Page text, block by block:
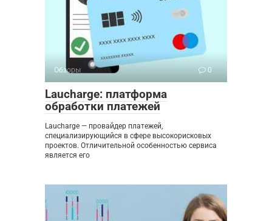
Обзоры 0
Laucharge: платформа
обработки платежей
Laucharge — провайдер платежей,
специализирующийся в сфере высокорисковых
проектов. Отличительной особенностью сервиса
является его